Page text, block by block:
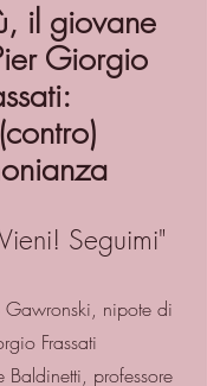
il giovane
Giorgio
Seguimi"
nipote di
Frassati
Baldinetti, professore